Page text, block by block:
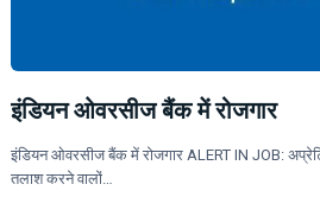
इंडियन ओवरसीज बैंक में रोजगार
इंडियन ओवरसीज बैंक में रोजगार ALERT IN JOB:
तलाश करने वालों…